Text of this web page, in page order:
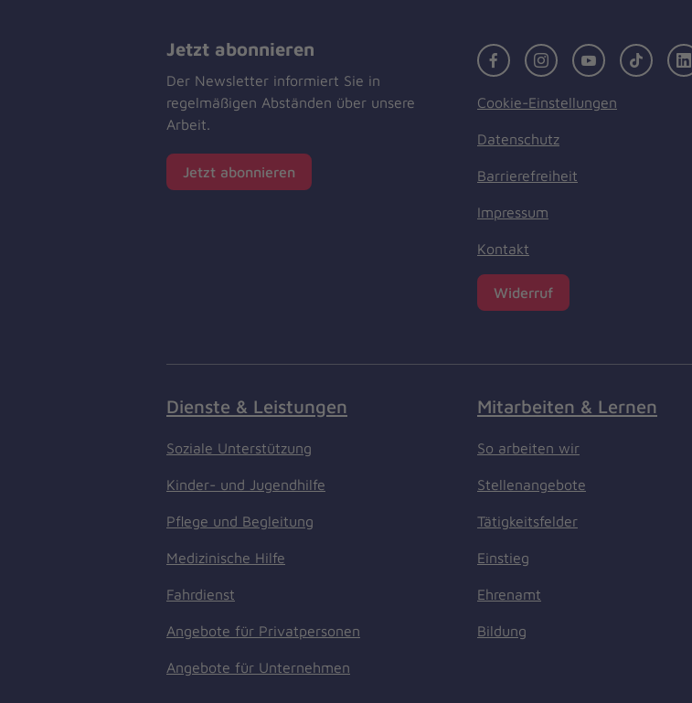
Jetzt abonnieren
Der Newsletter informiert Sie in
regelmäßigen Abständen über unsere
Arbeit.
Jetzt abonnieren
FacebookInstagramYoutubeTikTok
Cookie-Einstellungen
Datenschutz
Barrierefreiheit
Impressum
Kontakt
Widerruf
Dienste & Leistungen
Soziale Unterstützung
Kinder- und Jugendhilfe
Pflege und Begleitung
Medizinische Hilfe
Fahrdienst
Angebote für Privatpersonen
Angebote für Unternehmen
Mitarbeiten & Lernen
So arbeiten wir
Stellenangebote
Tätigkeitsfelder
Einstieg
Ehrenamt
Bildung